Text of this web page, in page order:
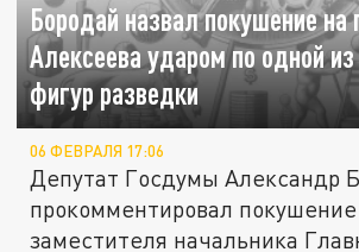
Бородай назвал покушение на
Алексеева ударом по одной
фигур разведки
06 ФЕВРАЛЯ 17:06
Депутат Госдумы Александр
прокомментировал покушение
заместителя начальника